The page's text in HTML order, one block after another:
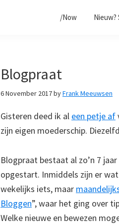
/Now
Blogpraat
6 November 2017byFrank Meeuwsen
Gisteren deed ik al een petje af
zijn eigen moederschip.
Blogpraat bestaat al zo’n 7
opgestart. Inmiddels zijn er
wekelijks iets, maar
Bloggen”, waar het ging over
Welke nieuwe en bewezen